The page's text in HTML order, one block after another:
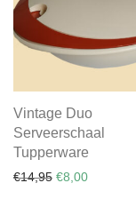
Vintage Duo
Serveerschaal
Tupperware
€14,95 €8,00Huidige